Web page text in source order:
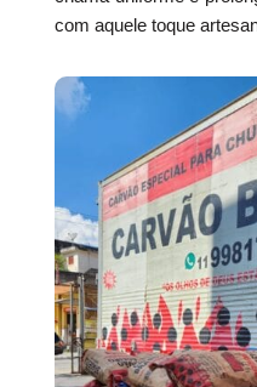
com aquele toque